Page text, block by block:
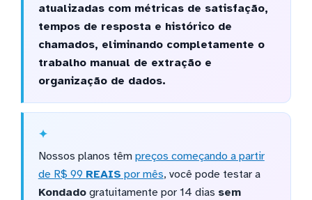
atualizadas com métricas de satisfação,
tempos de resposta e histórico de
chamados, eliminando completamente o
trabalho manual de extração e
organização de dados.
Nossos planos têm preços começando a partir
de R$ 99 REAIS por mês, você pode testar a
Kondadogratuitamente por 14 dias sem